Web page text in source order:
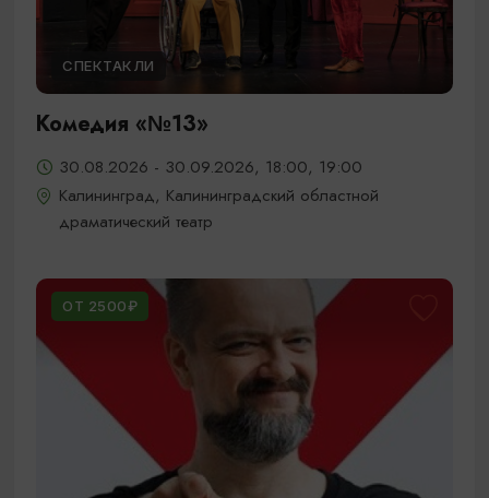
СПЕКТАКЛИ
Комедия «№13»
30.08.2026 - 30.09.2026, 18:00, 19:00
Калининград, Калининградский областной
драматический театр
ОТ 2500₽